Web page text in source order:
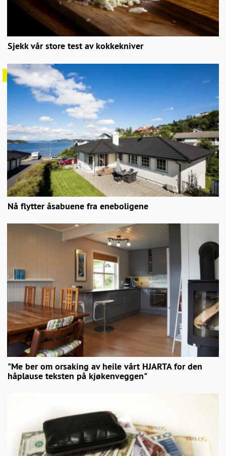
Sjekk vår store test av kokkekniver
Nå flytter åsabuene fra eneboligene
"Me ber om orsaking av heile vårt HJARTA for den
håplause teksten på kjøkenveggen"